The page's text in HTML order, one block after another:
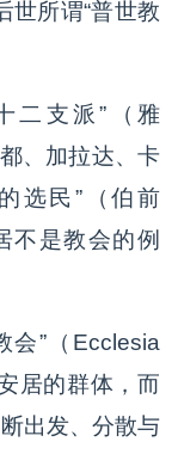
世所谓“普世教
二支派”（雅
、加拉达、卡
选民”（伯前
不是教会的例
会”（Ecclesia
居的群体，而
出发、分散与